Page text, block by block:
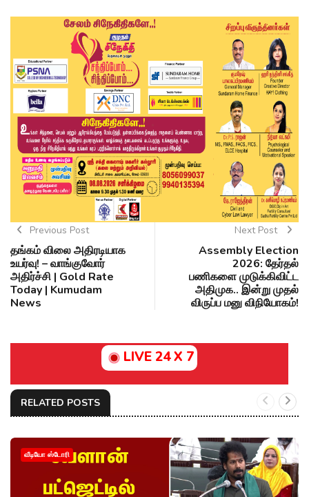
Previous Post
தங்கம் விலை அதிரடியாக
உயர்வு! – வாங்குவோர்
அதிர்ச்சி | Gold Rate
Today | Kumudam
News
Next Post
Assembly Election
2026: தேர்தல்
பணிகளை முடுக்கிவிட்ட
அதிமுக.. இன்று முதல்
விருப்ப மனு விநியோகம்!
LIVE 24 X 7
RELATED POSTS
வீடியோ ஸ்டோரி